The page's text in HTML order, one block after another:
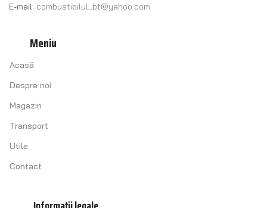
E-mail: combustibilul_bt@yahoo.com
Meniu
Acasă
Despre noi
Magazin
Transport
Utile
Contact